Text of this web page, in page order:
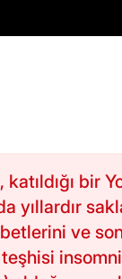
bir
yıllardır
ve